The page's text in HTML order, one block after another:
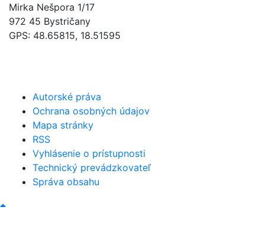
Mirka Nešpora 1/17
972 45 Bystričany
GPS: 48.65815, 18.51595
Autorské práva
Ochrana osobných údajov
Mapa stránky
RSS
Vyhlásenie o prístupnosti
Technický prevádzkovateľ
Správa obsahu